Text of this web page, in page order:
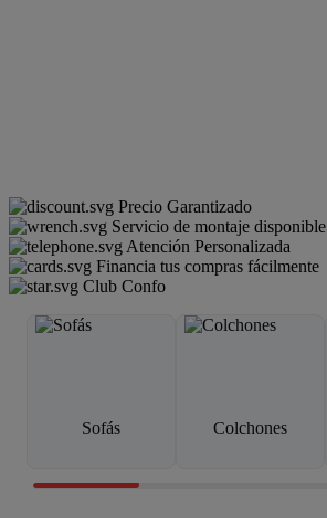
Precio Garantizado
Servicio de montaje disponible
Atención Personalizada
Financia tus compras fácilmente
Club Confo
Sofás Colchones